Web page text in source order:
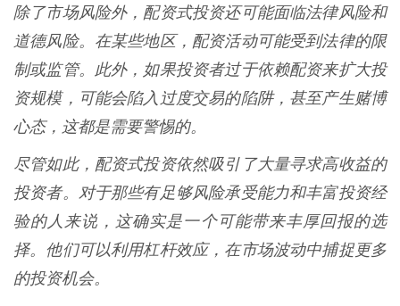
除了市场风险外，配资式投资还可能面临法律风险和
道德风险。在某些地区，配资活动可能受到法律的限
制或监管。此外，如果投资者过于依赖配资来扩大投
资规模，可能会陷入过度交易的陷阱，甚至产生赌博
心态，这都是需要警惕的。
尽管如此，配资式投资依然吸引了大量寻求高收益的
投资者。对于那些有足够风险承受能力和丰富投资经
验的人来说，这确实是一个可能带来丰厚回报的选
择。他们可以利用杠杆效应，在市场波动中捕捉更多
的投资机会。